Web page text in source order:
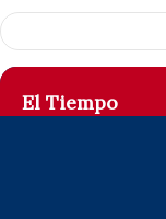
El Tiempo